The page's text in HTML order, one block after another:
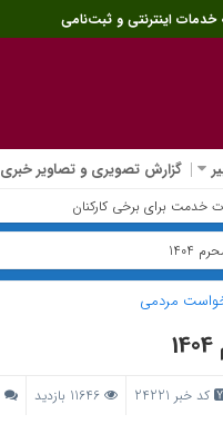
اینترنتی و ثبت‌نامی
گزارش تصویری و تصاویر خبری
مردمی
کد خبر 24221